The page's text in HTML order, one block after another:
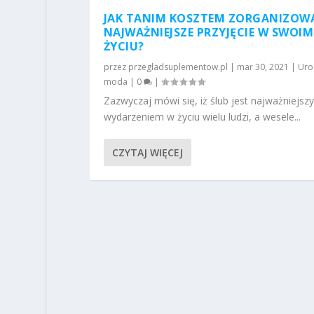
JAK TANIM KOSZTEM
NAJWAŻNIEJSZE PRZYJĘCIE W SWOIM
ŻYCIU?
przez przegladsuplementow.pl | mar 30, 2021 |
moda | 0 |
Zazwyczaj mówi się, iż ślub jest
wydarzeniem w życiu wielu ludzi, a wesele...
CZYTAJ WIĘCEJ